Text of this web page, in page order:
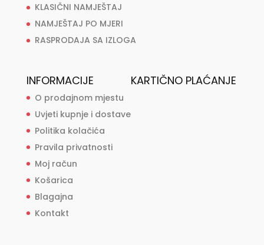
KLASIČNI NAMJEŠTAJ
NAMJEŠTAJ PO MJERI
RASPRODAJA SA IZLOGA
INFORMACIJE
O prodajnom mjestu
Uvjeti kupnje i dostave
Politika kolačića
Pravila privatnosti
Moj račun
Košarica
Blagajna
Kontakt
KARTIČNO PLAĆANJE